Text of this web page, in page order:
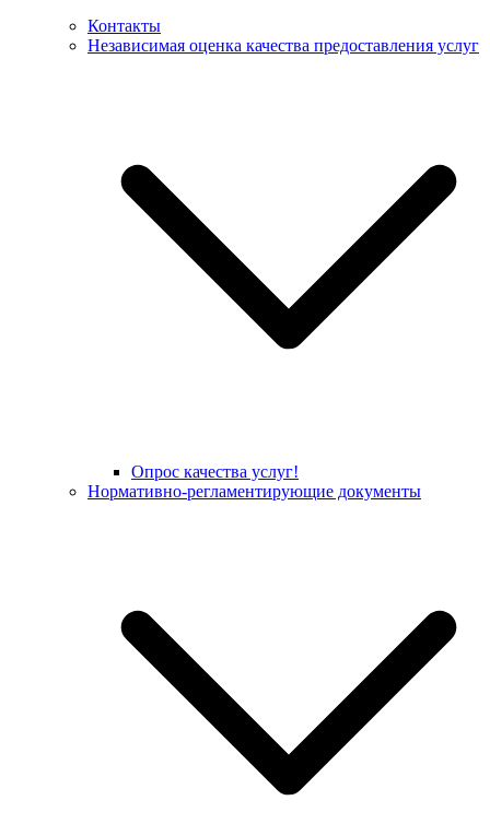
Контакты
Независимая оценка качества предоставления услуг
Опрос качества услуг!
Нормативно-регламентирующие документы